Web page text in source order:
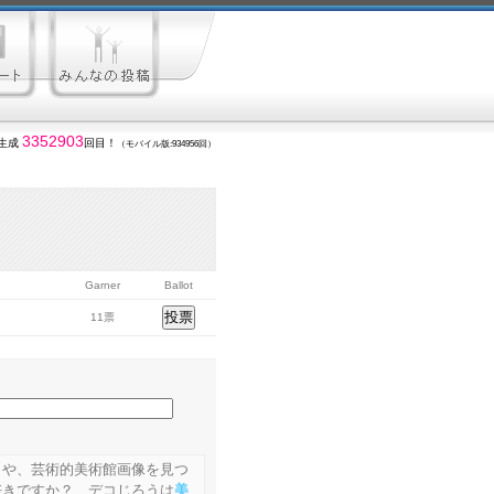
成 3352903 回目！ （モバイル版:934956回）
Garner Ballot
11票
、芸術的美術館画像を見つ
きですか？ デコじろうは美